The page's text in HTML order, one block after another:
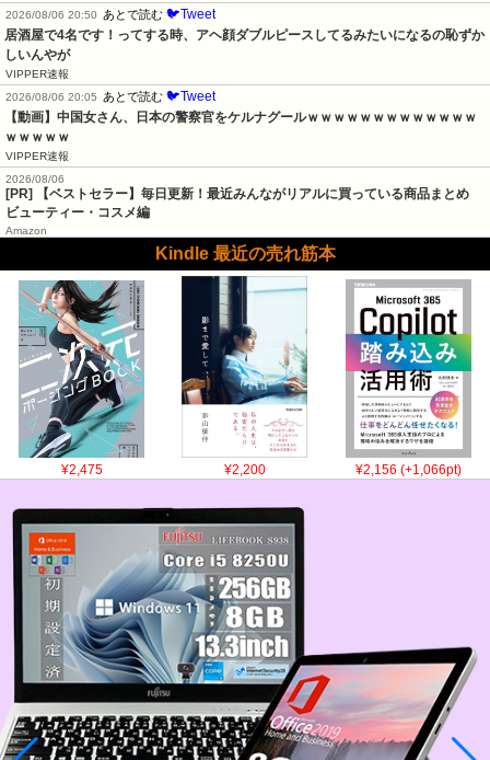
2026/08/06 20:50
あとで読む 🐦Tweet
居酒屋で4名です！ってする時、アヘ顔ダブルピースしてるみたいになるの恥ずか
しいんやが
VIPPER速報
2026/08/06 20:05
あとで読む 🐦Tweet
【動画】中国女さん、日本の警察官をケルナグールｗｗｗｗｗｗｗｗｗｗｗｗｗ
ｗｗｗｗｗ
VIPPER速報
2026/08/06
[PR] 【ベストセラー】毎日更新！最近みんながリアルに買っている商品まとめ
ビューティー・コスメ編
Amazon
Kindle 最近の売れ筋本
¥2,475 ¥2,200 ¥2,156 (+1,066pt)